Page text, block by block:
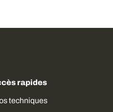
rapides
techniques